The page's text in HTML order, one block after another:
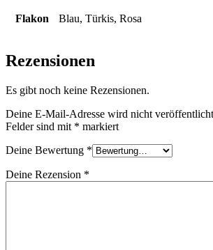
Flakon Blau, Türkis, Rosa
Rezensionen
Es gibt noch keine Rezensionen.
Deine E-Mail-Adresse wird nicht
Felder sind mit * markiert
Deine Bewertung *
Deine Rezension *